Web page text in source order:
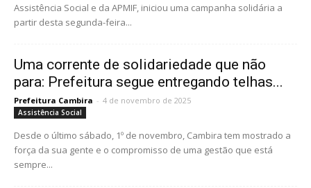
Assistência Social e da APMIF, iniciou uma campanha solidária a
partir desta segunda-feira...
Uma corrente de solidariedade que não
para: Prefeitura segue entregando telhas...
Prefeitura Cambira - 4 de novembro de 2025
Assistência Social
Desde o último sábado, 1º de novembro, Cambira tem mostrado a
força da sua gente e o compromisso de uma gestão que está
sempre...